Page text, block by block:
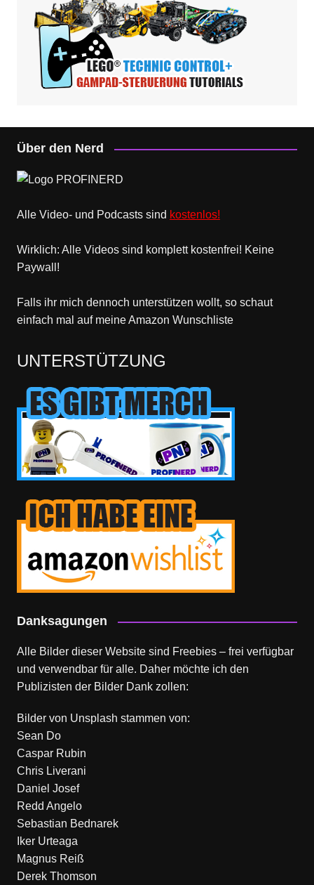
Über den Nerd
Alle Video- und Podcasts sind kostenlos!
Wirklich: Alle Videos sind komplett kostenfrei! Keine
Paywall!
Falls ihr mich dennoch unterstützen wollt, so schaut
einfach mal auf meine Amazon Wunschliste
UNTERSTÜTZUNG
Danksagungen
Alle Bilder dieser Website sind Freebies – frei verfügbar
und verwendbar für alle. Daher möchte ich den
Publizisten der Bilder Dank zollen:
Bilder von Unsplash stammen von:
Sean Do
Caspar Rubin
Chris Liverani
Daniel Josef
Redd Angelo
Sebastian Bednarek
Iker Urteaga
Magnus Reiß
Derek Thomson